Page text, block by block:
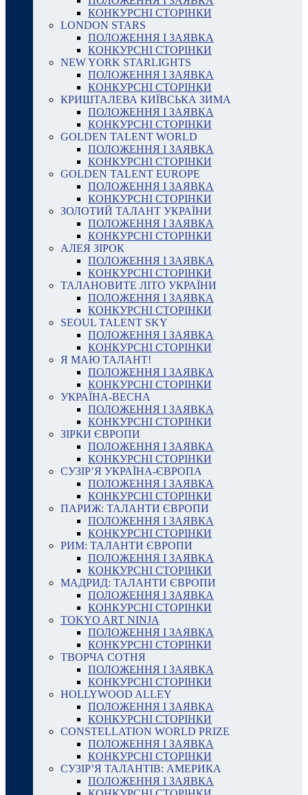
КОНКУРСНІ СТОРІНКИ
LONDON STARS
ПОЛОЖЕННЯ І ЗАЯВКА
КОНКУРСНІ СТОРІНКИ
NEW YORK STARLIGHTS
ПОЛОЖЕННЯ І ЗАЯВКА
КОНКУРСНІ СТОРІНКИ
КРИШТАЛЕВА КИЇВСЬКА ЗИМА
ПОЛОЖЕННЯ І ЗАЯВКА
КОНКУРСНІ СТОРІНКИ
GOLDEN TALENT WORLD
ПОЛОЖЕННЯ І ЗАЯВКА
КОНКУРСНІ СТОРІНКИ
GOLDEN TALENT EUROPE
ПОЛОЖЕННЯ І ЗАЯВКА
КОНКУРСНІ СТОРІНКИ
ЗОЛОТИЙ ТАЛАНТ УКРАЇНИ
ПОЛОЖЕННЯ І ЗАЯВКА
КОНКУРСНІ СТОРІНКИ
АЛЕЯ ЗІРОК
ПОЛОЖЕННЯ І ЗАЯВКА
КОНКУРСНІ СТОРІНКИ
ТАЛАНОВИТЕ ЛІТО УКРАЇНИ
ПОЛОЖЕННЯ І ЗАЯВКА
КОНКУРСНІ СТОРІНКИ
SEOUL TALENT SKY
ПОЛОЖЕННЯ І ЗАЯВКА
КОНКУРСНІ СТОРІНКИ
Я МАЮ ТАЛАНТ!
ПОЛОЖЕННЯ І ЗАЯВКА
КОНКУРСНІ СТОРІНКИ
УКРАЇНА-ВЕСНА
ПОЛОЖЕННЯ І ЗАЯВКА
КОНКУРСНІ СТОРІНКИ
ЗІРКИ ЄВРОПИ
ПОЛОЖЕННЯ І ЗАЯВКА
КОНКУРСНІ СТОРІНКИ
СУЗІР’Я УКРАЇНА-ЄВРОПА
ПОЛОЖЕННЯ І ЗАЯВКА
КОНКУРСНІ СТОРІНКИ
ПАРИЖ: ТАЛАНТИ ЄВРОПИ
ПОЛОЖЕННЯ І ЗАЯВКА
КОНКУРСНІ СТОРІНКИ
РИМ: ТАЛАНТИ ЄВРОПИ
ПОЛОЖЕННЯ І ЗАЯВКА
КОНКУРСНІ СТОРІНКИ
МАДРИД: ТАЛАНТИ ЄВРОПИ
ПОЛОЖЕННЯ І ЗАЯВКА
КОНКУРСНІ СТОРІНКИ
TOKYO ART NINJA
ПОЛОЖЕННЯ І ЗАЯВКА
КОНКУРСНІ СТОРІНКИ
ТВОРЧА СОТНЯ
ПОЛОЖЕННЯ І ЗАЯВКА
КОНКУРСНІ СТОРІНКИ
HOLLYWOOD ALLEY
ПОЛОЖЕННЯ І ЗАЯВКА
КОНКУРСНІ СТОРІНКИ
CONSTELLATION WORLD PRIZE
ПОЛОЖЕННЯ І ЗАЯВКА
КОНКУРСНІ СТОРІНКИ
СУЗІР’Я ТАЛАНТІВ: АМЕРИКА
ПОЛОЖЕННЯ І ЗАЯВКА